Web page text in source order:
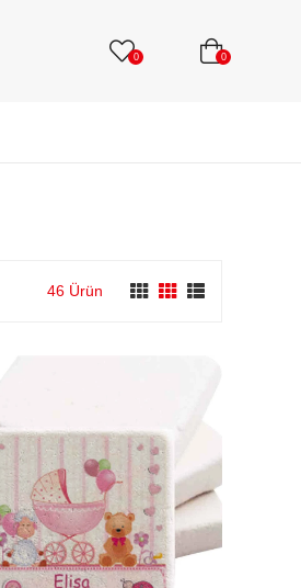
0 0
46 Ürün